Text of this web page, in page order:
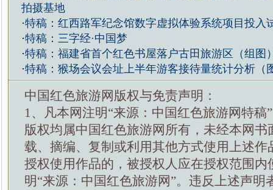
拍摄基地
·特稿：红西路军纪念馆数字虚拟体验系统项目投入
·特稿：三字经·中国梦
·特稿：福建省首个红色书屋落户古田旅游区（组图
·特稿：猴场会议会址上半年游客接待量统计分析（
中国红色旅游网版权与免责声明：
1、凡本网注明“来源：中国红色旅游网特稿
版权均属中国红色旅游网所有，未经本网书
载、摘编、复制或利用其他方式使用上述作
授权使用作品的，被授权人应在授权范围内
明“来源：中国红色旅游网”。违反上述声明